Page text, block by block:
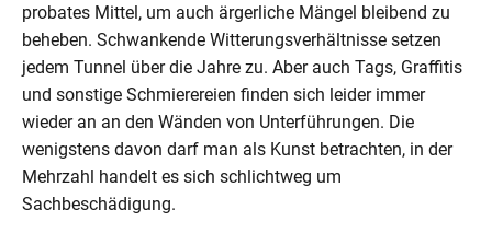
probates Mittel, um auch ärgerliche Mängel bleibend zu
beheben. Schwankende Witterungsverhältnisse setzen
jedem Tunnel über die Jahre zu. Aber auch Tags, Graffitis
und sonstige Schmierereien finden sich leider immer
wieder an an den Wänden von Unterführungen. Die
wenigstens davon darf man als Kunst betrachten, in der
Mehrzahl handelt es sich schlichtweg um
Sachbeschädigung.